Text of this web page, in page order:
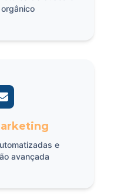
e
avançada